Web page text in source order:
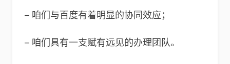
– 咱们与百度有着明显的协同效应；
– 咱们具有一支赋有远见的办理团队。